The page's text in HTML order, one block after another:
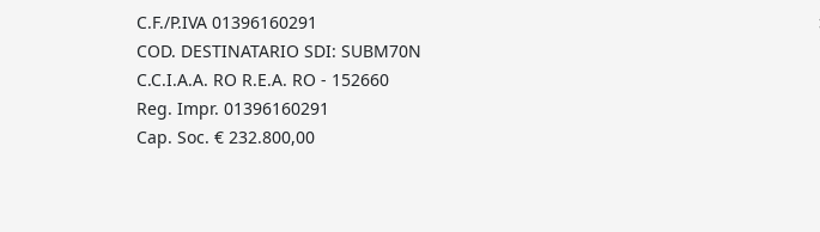
C.F./P.IVA 01396160291
COD. DESTINATARIO SDI: SUBM70N
C.C.I.A.A. RO R.E.A. RO - 152660
Reg. Impr. 01396160291
Cap. Soc. € 232.800,00